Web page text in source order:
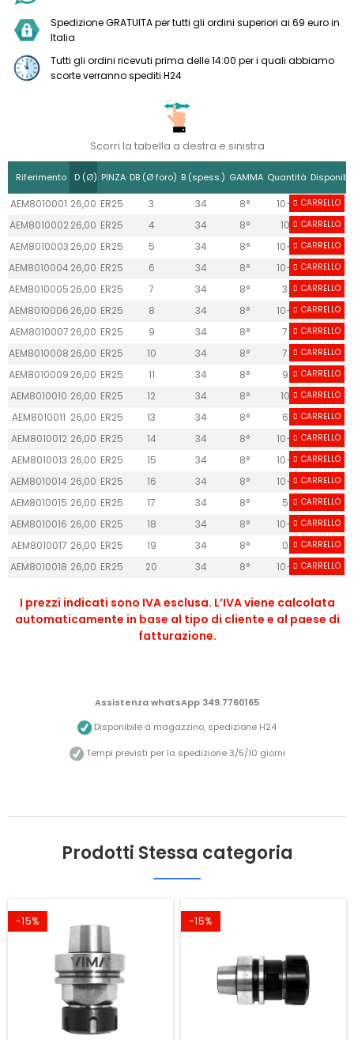
Spedizione GRATUITA per tutti gli ordini superiori ai 69 euro in
Italia
Tutti gli ordini ricevuti prima delle 14:00 per i quali abbiamo
scorte verranno spediti H24
Scorri la tabella a destra e sinistra
Riferimento D (Ø) PINZA DB (Ø foro) B (spess.) GAMMA Quantità
AEM8010001 26,00 ER25 3 34 8° 10+ CARRELLO
AEM8010002 26,00 ER25 4 34 8° 10 CARRELLO
AEM8010003 26,00 ER25 5 34 8° 10+ CARRELLO
AEM8010004 26,00 ER25 6 34 8° 10+ CARRELLO
AEM8010005 26,00 ER25 7 34 8° 3 CARRELLO
AEM8010006 26,00 ER25 8 34 8° 10+ CARRELLO
AEM8010007 26,00 ER25 9 34 8° 7 CARRELLO
AEM8010008 26,00 ER25 10 34 8° 7 CARRELLO
AEM8010009 26,00 ER25 11 34 8° 9 CARRELLO
AEM8010010 26,00 ER25 12 34 8° 10 CARRELLO
AEM8010011 26,00 ER25 13 34 8° 6 CARRELLO
AEM8010012 26,00 ER25 14 34 8° 10+ CARRELLO
AEM8010013 26,00 ER25 15 34 8° 10+ CARRELLO
AEM8010014 26,00 ER25 16 34 8° 10+ CARRELLO
AEM8010015 26,00 ER25 17 34 8° 5 CARRELLO
AEM8010016 26,00 ER25 18 34 8° 10+ CARRELLO
AEM8010017 26,00 ER25 19 34 8° 0 CARRELLO
AEM8010018 26,00 ER25 20 34 8° 10+ CARRELLO
I prezzi indicati sono IVA esclusa. L’IVA viene calcolata
automaticamente in base al tipo di cliente e al paese di
fatturazione.
Assistenza whatsApp 349.7760165
Disponibile a magazzino, spedizione H24
Tempi previsti per la spedizione 3/5/10 giorni
Prodotti Stessa categoria
-15% -15%